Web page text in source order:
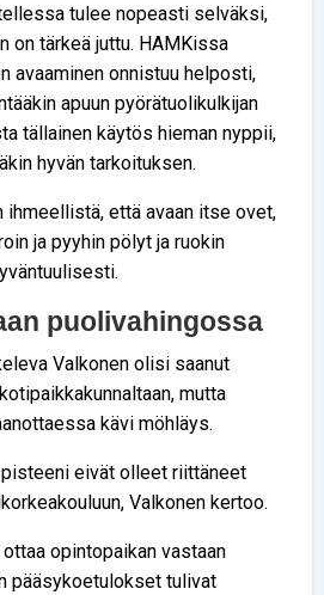
tulee nopeasti selväksi,
on tärkeä juttu. HAMKissa
avaaminen onnistuu helposti,
apuun pyörätuolikulkijan
tällainen käytös hieman nyppii,
hyvän tarkoituksen.
ihmeellistä, että avaan itse ovet,
ja pyyhin pölyt ja ruokin
puolivahingossa
Valkonen olisi saanut
mutta
kävi möhläys.
eivät olleet riittäneet
Valkonen kertoo.
opintopaikan vastaan
pääsykoetulokset tulivat